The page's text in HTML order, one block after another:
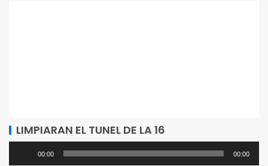
LIMPIARAN EL TUNEL DE LA 16
Reproductor
00:00 00:00